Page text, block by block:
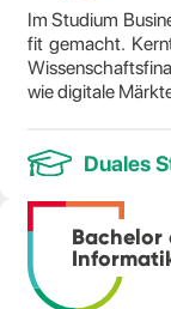
Im Studium
fit gemacht.
wie digitale
Duales
Bachelor